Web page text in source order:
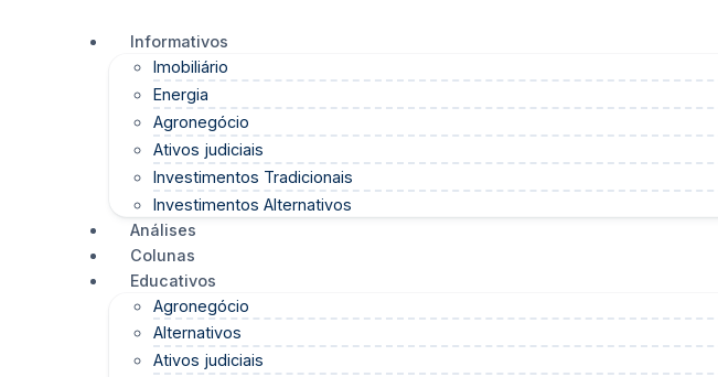
Informativos
Imobiliário
Energia
Agronegócio
Ativos judiciais
Investimentos Tradicionais
Investimentos Alternativos
Análises
Colunas
Educativos
Agronegócio
Alternativos
Ativos judiciais